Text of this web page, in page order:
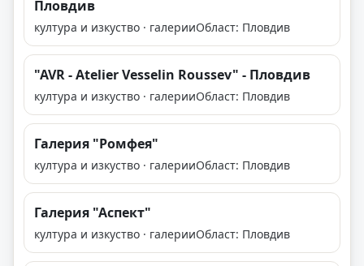
Пловдив
култура и изкуство · галерииОбласт: Пловдив
"AVR - Atelier Vesselin Roussev" - Пловдив
култура и изкуство · галерииОбласт: Пловдив
Галерия "Ромфея"
култура и изкуство · галерииОбласт: Пловдив
Галерия "Аспект"
култура и изкуство · галерииОбласт: Пловдив